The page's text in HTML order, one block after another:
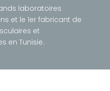
laboratoires
et le 1er fabricant de
et
en Tunisie.